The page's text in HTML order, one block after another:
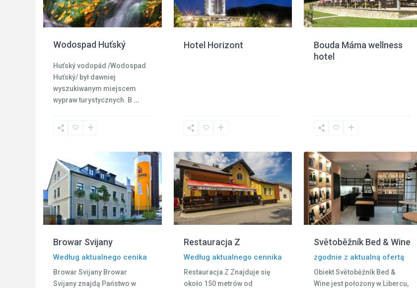
Wodospad Huťský
Huťský vodopád /Wodospad
Huťský/ był dawniej
wyszukiwanym miejscem
wypraw turystycznych. B ...
Hotel Horizont
Bouda Máma wellness
hotel
Svijany,
Browar Svijany
Według aktualnego cenika
Browar Svijany Browar
Svijany znajdą Państwo w
Restauracja Z
Według aktualnego cennika
Restauracja Z Znajduje się
około 150 metrów od
Světoběžník Bed & Wine
zgodnie z aktualną ofertą
Obiekt Světoběžník Bed &
Wine jest położony w Libercu,